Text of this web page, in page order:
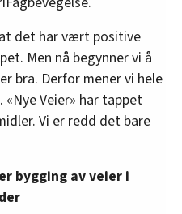
at det har vært positive
Men nå begynner vi å
bra. Derfor mener vi hele
Veier» har tappet
Vi er redd det bare
bygging av veier i